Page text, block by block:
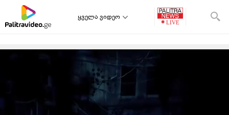
ყველა ვიდეო